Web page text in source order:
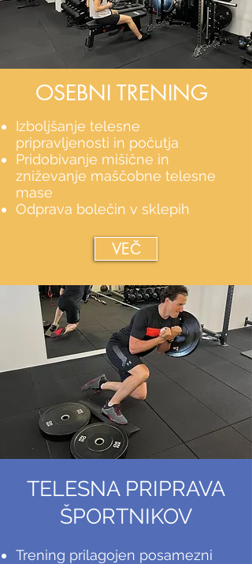
OSEBNI TRENING
Izboljšanje telesne
pripravljenosti in počutja
Pridobivanje mišične in
zniževanje maščobne telesne
mase
Odprava bolečin v sklepih
VEČ
TELESNA PRIPRAVA
ŠPORTNIKOV
​Trening prilagojen posamezni